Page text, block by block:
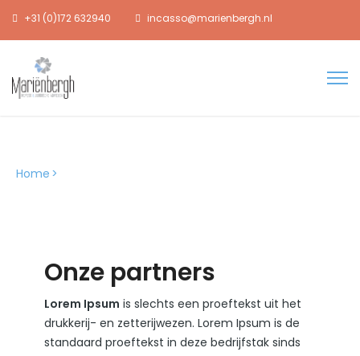
+31 (0)172 632940 incasso@marienbergh.nl
Home >
Onze partners
Lorem Ipsum is slechts een proeftekst uit het
drukkerij- en zetterijwezen. Lorem Ipsum is de
standaard proeftekst in deze bedrijfstak sinds